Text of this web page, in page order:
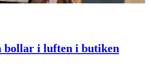
bollar i luften i butiken